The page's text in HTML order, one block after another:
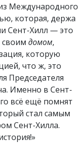
Международного
которая, держа
Сент-Хилл — это
домом,
которую
что ж, это
Председателя
Именно в Сент-
всё ещё помнят
стал самым
Сент-Хилла.